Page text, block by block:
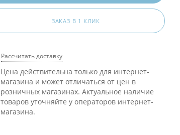
ЗАКАЗ В 1 КЛИК
Рассчитать доставку
Цена действительна только для интернет-
магазина и может отличаться от цен в
розничных магазинах. Актуальное наличие
товаров уточняйте у операторов интернет-
магазина.